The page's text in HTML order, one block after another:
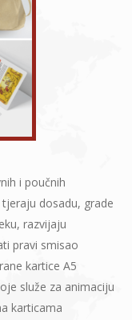
i poučnih
dosadu, grade
razvijaju
pravi smisao
kartice A5
služe za animaciju
karticama